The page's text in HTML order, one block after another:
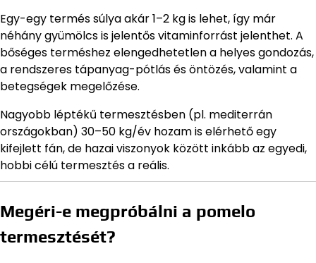
Egy-egy termés súlya akár 1–2 kg is lehet, így már
néhány gyümölcs is jelentős vitaminforrást jelenthet. A
bőséges terméshez elengedhetetlen a helyes gondozás,
a rendszeres tápanyag-pótlás és öntözés, valamint a
betegségek megelőzése.
Nagyobb léptékű termesztésben (pl. mediterrán
országokban) 30–50 kg/év hozam is elérhető egy
kifejlett fán, de hazai viszonyok között inkább az egyedi,
hobbi célú termesztés a reális.
Megéri-e megpróbálni a pomelo
termesztését?